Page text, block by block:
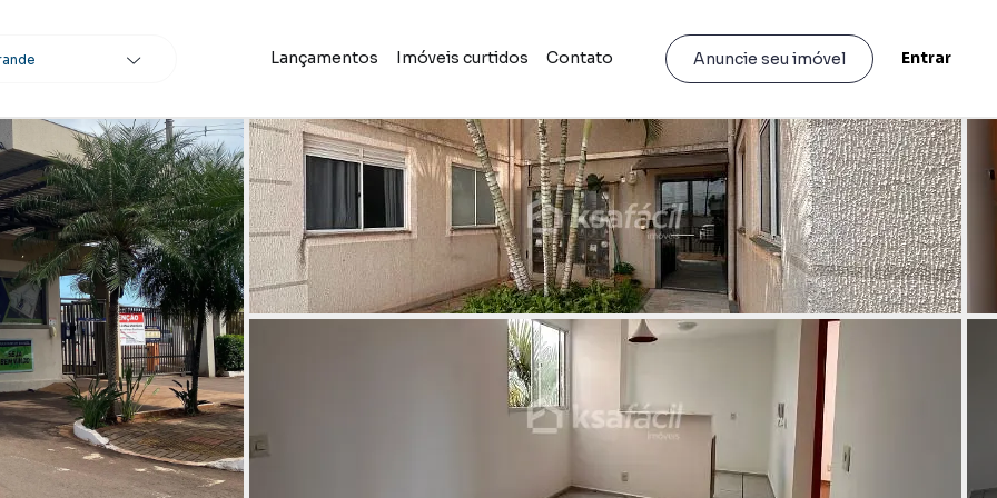
Lançamentos Imóveis curtidos Contato Anuncie seu imóvel Entrar